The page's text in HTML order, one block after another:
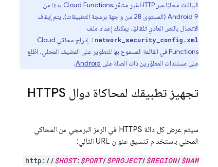
البيانات محليًا عبر HTTP غير مشفّر.
Cloud Functions بدءًا من
Android 9 (المستوى 28 من واجهة برمجة التطبيقات)، يتم إيقاف
الاتصال بالنص العادي تلقائيًا. يمكنك إعداد ملف
network_security_config.xml لـ إدراج محاكي Cloud
Functionsفي القائمة المسموح بها للتطوير على المضيف المحلي. اطّلِع
على مستندات المطوّرين ذات الصلة على Android
.
تجهيز تطبيقك لمحاكاة دوال HTTPS
سيتم عرض كل دالة HTTPS في الرمز البرمجي من المحاكي
المحلي باستخدام تنسيق عنوان URL التالي:
http://$HOST: $PORT/$PROJECT/$REGION/$NAM